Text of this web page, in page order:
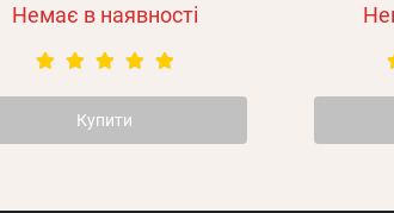
Немає в наявності
Купити